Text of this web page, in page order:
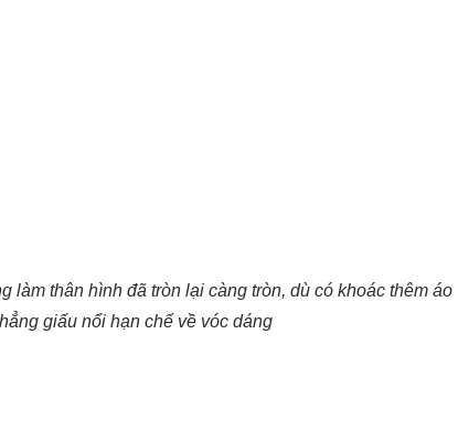
làm thân hình đã tròn lại càng tròn, dù có khoác thêm áo
giấu nổi hạn chế về vóc dáng